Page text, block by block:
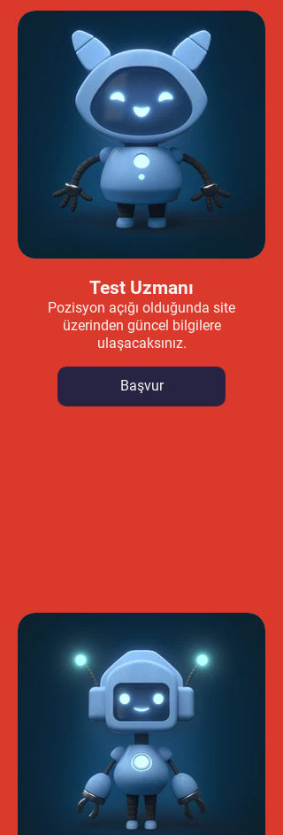
Test Uzmanı
Pozisyon açığı olduğunda site
üzerinden güncel bilgilere
ulaşacaksınız.
Başvur